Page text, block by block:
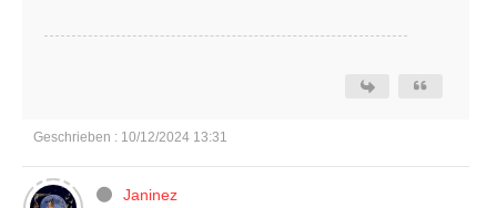
Geschrieben : 10/12/2024 13:31
Janinez